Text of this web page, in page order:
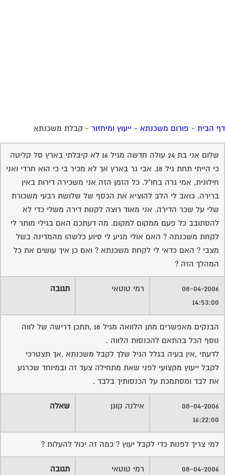
הבית-פורום משכנתא - ייעוץ ומיחזור-קבלת משכנתא
שלום אני בת 24 עולה חדשה מגיל 16 לא קיבלתי בארץ סל קליטה
כי הייתי תחת גיל 18. אבי גר בארץ אך לא מכיר בי כי הוא חרדי ואני
חילונית, אמי גרה בחו"ל. כל הזמן הזה אני משכירה דירות באין
ברירה. כואב לי הלב להוציא את הכסף של שלושת רבעי משכורת
שלי על שכר הדירה. אני מאוד רוצה לקנות דירה משלי כדי לא
להסתובב כל פעם ממקום למקום. מה דעתכם האם בגילי מותר לי
לקחת משכנתה ? האם אולי מגיע לי סיוע כלשהו מהמדינה בשל
מצבי ? האם כדאי לי לקחת משכנתא ? ואם כן איך עושים את כל
המהלך הזה ?
08-04-2006
14:53:00
רמי טוטאי תגובה
הבנקים מאפשרים מתן הלוואה מגיל 18 ,תתכן דרישה של לווה
נוסף הכל בהתאם להכנסות הלווה .
לדעתי ,אין בעיה בגלל הגיל שלך לקבל משכנתא ,אך תצטרכי
לקבל ייעוץ מקצועי לפני שאת מתחילה צעד זה ובמיוחד שכרגע
את לבד ומסתמכת על הכנסותיך בלבד .
08-04-2006
16:22:00
אילנה קוגן שאלה
למי צריך לפנות כדי לקבל יעוץ ? כמה זה יכול להעלות ?
08-04-2006
רמי טוטאי תגובה